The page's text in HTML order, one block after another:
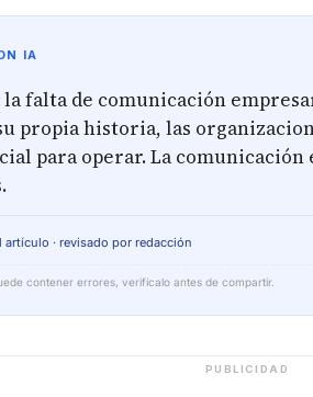
IA
la falta de comunicación
propia historia, las
para operar. La
artículo · revisado por redacción
contener errores, verifícalo antes de compartir.
PUBLICIDAD